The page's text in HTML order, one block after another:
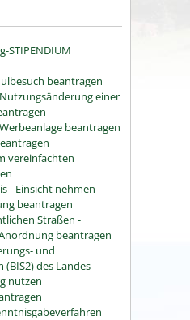
STIPENDIUM
beantragen
einer
beantragen
vereinfachten
- Einsicht nehmen
beantragen
Straßen -
beantragen
und
des Landes
nutzen